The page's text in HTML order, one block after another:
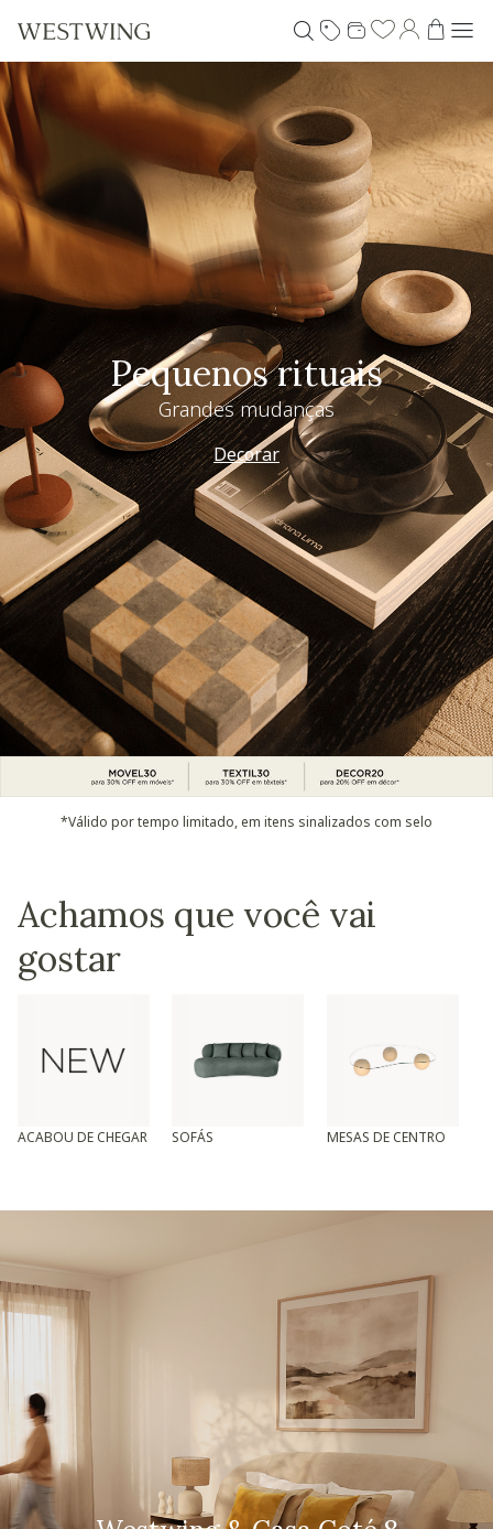
Pequenos rituais
Grandes mudanças
Decorar
*Válido por tempo limitado, em itens sinalizados com selo
Achamos que você vai
gostar
ACABOU DE CHEGAR SOFÁS MESAS DE CENTRO